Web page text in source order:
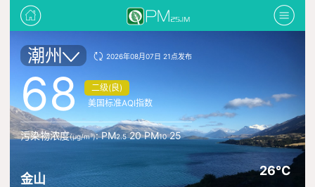
潮州 2026年08月07日 21点发布
68
二级(良)
美国标准AQI指数
污染物浓度(μg/m³): PM2.520 PM1025
金山
26°C